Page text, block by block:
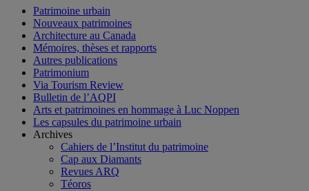
Patrimoine urbain
Nouveaux patrimoines
Architecture au Canada
Mémoires, thèses et rapports
Autres publications
Patrimonium
Via Tourism Review
Bulletin de l’AQPI
Arts et patrimoines en hommage à Luc Noppen
Les capsules du patrimoine urbain
Archives
Cahiers de l’Institut du patrimoine
Cap aux Diamants
Revues ARQ
Téoros